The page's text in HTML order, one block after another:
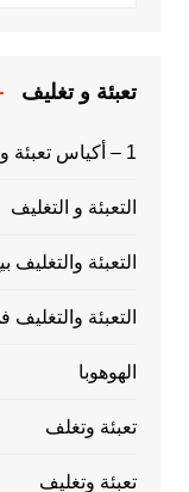
تعبئة و تغليف
1 – أكياس تعبئة و تغليف
التعبئة و التغليف
التعبئة والتغليف
التعبئة
الهوهوبا
تعبئة وتغلف
تعبئة وتغليف